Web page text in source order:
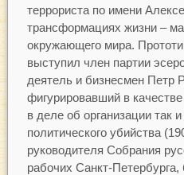
террориста по имени
трансформациях жизни –
окружающего мира.
выступил член партии
деятель и бизнесмен Петр
фигурировавший в
в деле об организации так
политического убийства
руководителя Собрания
рабочих Санкт-